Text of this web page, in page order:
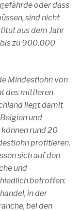
oder dass
sind nicht
aus dem Jahr
zu 900.000
Mindestlohn von
des mittleren
liegt damit
und
rund 20
profitieren.
sich auf den
und
betroffen:
in der
bei den